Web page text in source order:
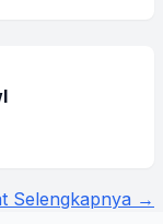
Selengkapnya →